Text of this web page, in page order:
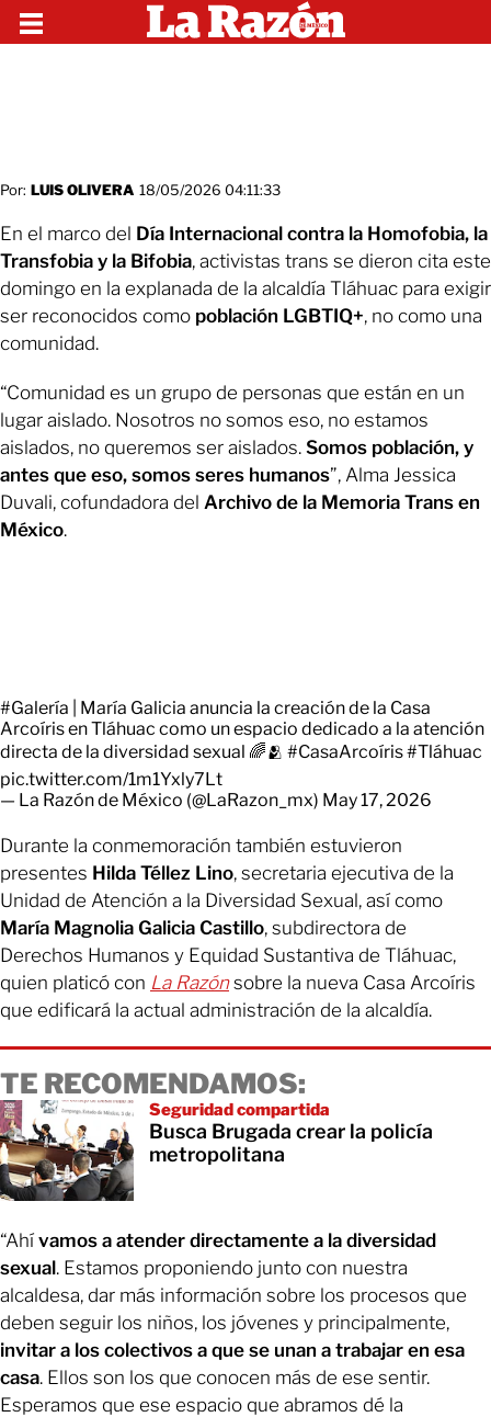
Por: LUIS OLIVERA 18/05/2026 04:11:33
En el marco del Día Internacional contra la Homofobia, la
Transfobia y la Bifobia, activistas trans se dieron cita este
domingo en la explanada de la alcaldía Tláhuac para exigir
ser reconocidos como población LGBTIQ+, no como una
comunidad.
“Comunidad es un grupo de personas que están en un
lugar aislado. Nosotros no somos eso, no estamos
aislados, no queremos ser aislados. Somos población, y
antes que eso, somos seres humanos”, Alma Jessica
Duvali, cofundadora del Archivo de la Memoria Trans en
México.
#Galería | María Galicia anuncia la creación de la Casa
Arcoíris en Tláhuac como un espacio dedicado a la atención
directa de la diversidad sexual 🌈🫂 #CasaArcoíris#Tláhuac
pic.twitter.com/1m1Yxly7Lt
— La Razón de México (@LaRazon_mx) May 17, 2026
Durante la conmemoración también estuvieron
presentes Hilda Téllez Lino, secretaria ejecutiva de la
Unidad de Atención a la Diversidad Sexual, así como
María Magnolia Galicia Castillo, subdirectora de
Derechos Humanos y Equidad Sustantiva de Tláhuac,
quien platicó con La Razónsobre la nueva Casa Arcoíris
que edificará la actual administración de la alcaldía.
TE RECOMENDAMOS:
Seguridad compartida
Busca Brugada crear la policía
metropolitana
“Ahí vamos a atender directamente a la diversidad
sexual. Estamos proponiendo junto con nuestra
alcaldesa, dar más información sobre los procesos que
deben seguir los niños, los jóvenes y principalmente,
invitar a los colectivos a que se unan a trabajar en esa
casa. Ellos son los que conocen más de ese sentir.
Esperamos que ese espacio que abramos dé la